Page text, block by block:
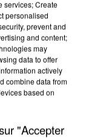
services; Create
personalised
prevent and
and content;
may
data to offer
actively
combine data from
based on
"Accepter